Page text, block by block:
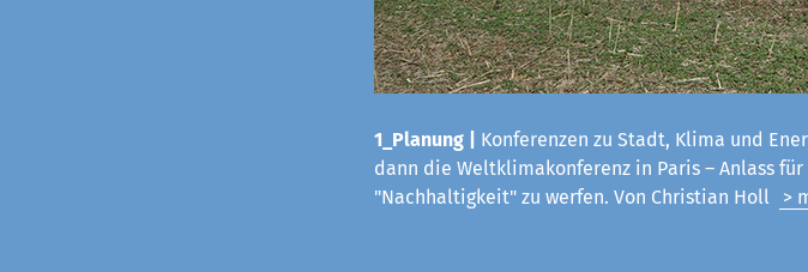
1_Planung |
Konferenzen zu Stadt, Klima und
dann die Weltklimakonferenz in Paris – Anlass
"Nachhaltigkeit" zu werfen. Von Christian Holl
>